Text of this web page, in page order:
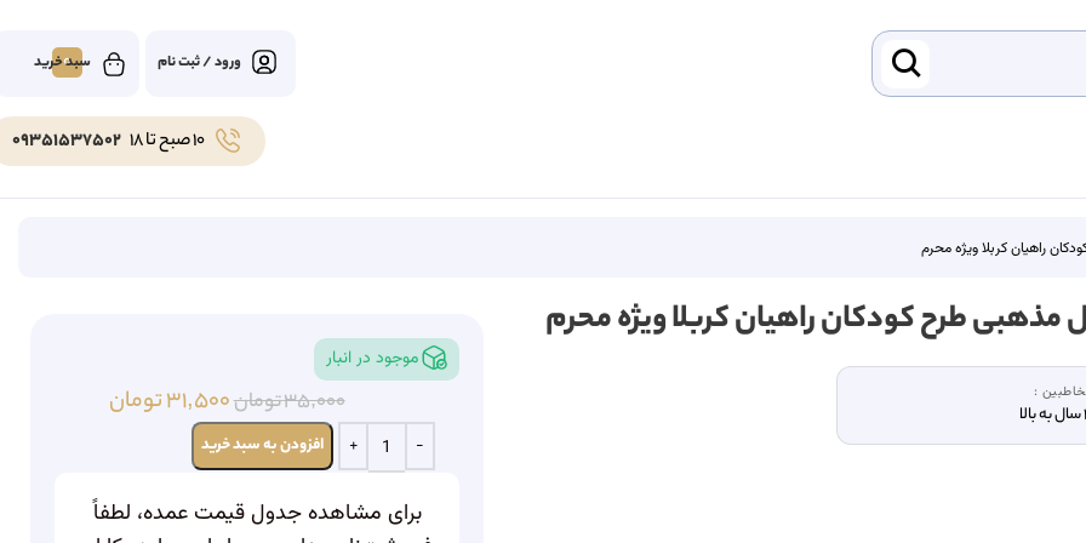
ورود / ثبت نام 0
10 صبح تا 18 09351537502
راهیان کربلا ویژه محرم
مذهبی طرح کودکان راهیان کربلا ویژه محرم
:
موجود در انبار
۳۵,۰۰۰تومان۳۱,۵۰۰تومان
افزودن به سبد خرید
برای مشاهده جدول قیمت عمده، لطفاً